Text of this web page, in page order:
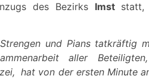
des Bezirks Imststatt,
und Pians tatkräftig
aller
hat von der ersten Minute